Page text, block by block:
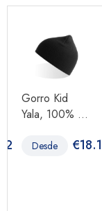
Gorro Kid
Yala, 100% ...
Desde €